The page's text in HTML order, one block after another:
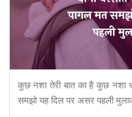
कुछ नशा तेरी बात का है कुछ नशा
समझो यह दिल पर असर पहली